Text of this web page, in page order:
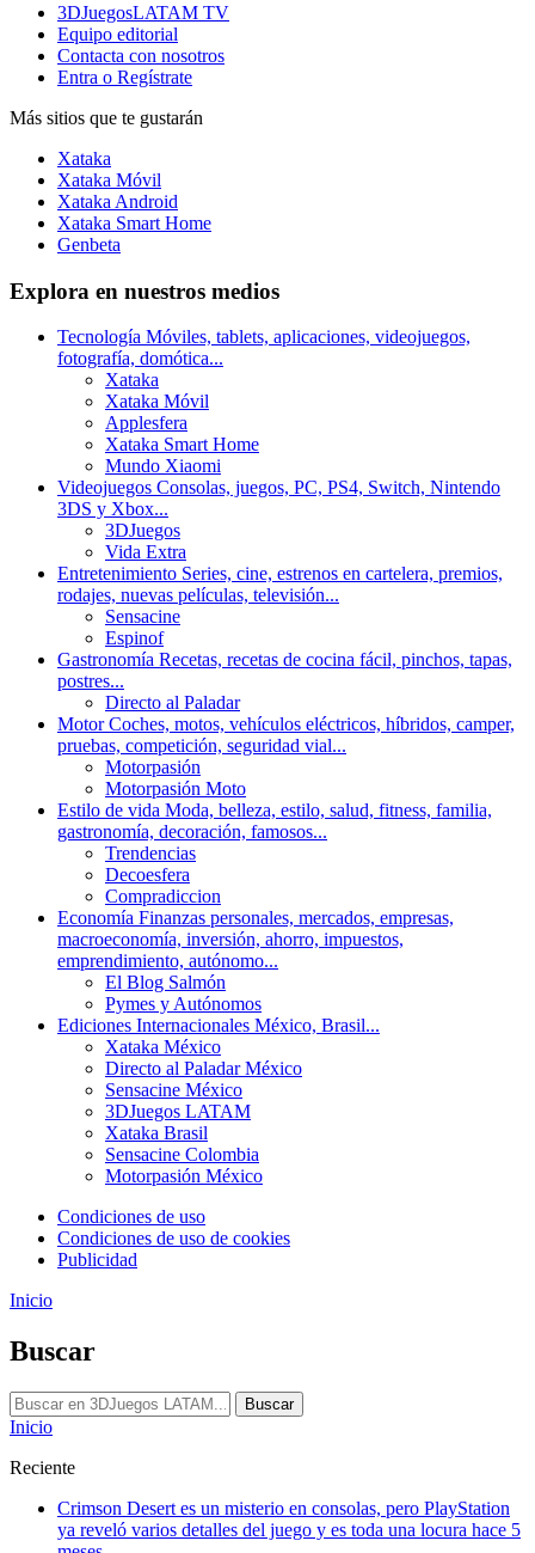
3DJuegosLATAM TV
Equipo editorial
Contacta con nosotros
Entra o Regístrate
Más sitios que te gustarán
Xataka
Xataka Móvil
Xataka Android
Xataka Smart Home
Genbeta
Explora en nuestros medios
Tecnología Móviles, tablets, aplicaciones, videojuegos,
fotografía, domótica...
Xataka
Xataka Móvil
Applesfera
Xataka Smart Home
Mundo Xiaomi
Videojuegos Consolas, juegos, PC, PS4, Switch, Nintendo
3DS y Xbox...
3DJuegos
Vida Extra
Entretenimiento Series, cine, estrenos en cartelera, premios,
rodajes, nuevas películas, televisión...
Sensacine
Espinof
Gastronomía Recetas, recetas de cocina fácil, pinchos, tapas,
postres...
Directo al Paladar
MotorCoches, motos, vehículos eléctricos, híbridos, camper,
pruebas, competición, seguridad vial...
Motorpasión
Motorpasión Moto
Estilo de vida Moda, belleza, estilo, salud, fitness, familia,
gastronomía, decoración, famosos...
Trendencias
Decoesfera
Compradiccion
Economía Finanzas personales, mercados, empresas,
macroeconomía, inversión, ahorro, impuestos,
emprendimiento, autónomo...
El Blog Salmón
Pymes y Autónomos
Ediciones Internacionales México, Brasil...
Xataka México
Directo al Paladar México
Sensacine México
3DJuegos LATAM
Xataka Brasil
Sensacine Colombia
Motorpasión México
Condiciones de uso
Condiciones de uso de cookies
Publicidad
Inicio
Buscar
Buscar
Inicio
Reciente
Crimson Desert es un misterio en consolas, pero PlayStation
ya reveló varios detalles del juego y es toda una locura hace 5